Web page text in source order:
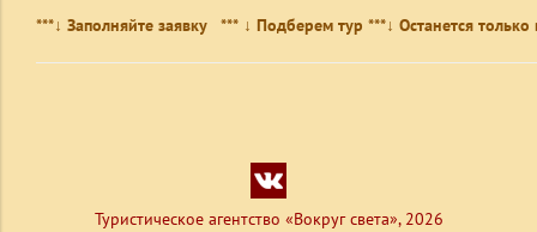
***↓ Заполняйте заявку *** ↓ Подберем тур ***↓ Останется
Туристическое агентство «Вокруг света», 2026